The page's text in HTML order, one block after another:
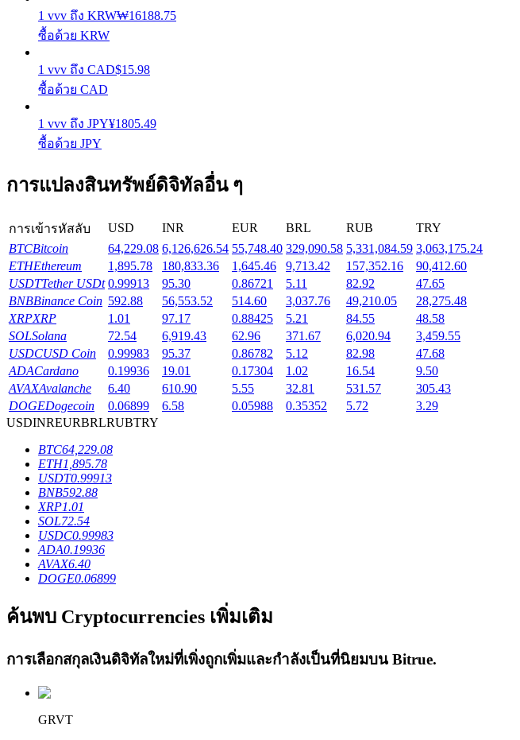
พาวเวอร์พิกกี้
รับรางวัลการแข่งขันทุกวัน
Launchpool
1 vvv ถึง KRW₩16188.75
ซื้อด้วย KRW
1 vvv ถึง CAD$15.98
ซื้อด้วย CAD
1 vvv ถึง JPY¥1805.49
ซื้อด้วย JPY
การแปลงสินทรัพย์ดิจิทัลอื่น ๆ
การเข้ารหัสลับ USD INR EUR BRL RUB
TRY
BTCBitcoin 64,229.08 6,126,626.54 55,748.40 329,090.58 5,331,084.59 3,063,175.24
ETHEthereum 1,895.78 180,833.36 1,645.46 9,713.42 157,352.16
90,412.60
USDTTether USDt 0.99913 95.30 0.86721 5.11 82.92
47.65
BNBBinance Coin 592.88 56,553.52 514.60 3,037.76 49,210.05
28,275.48
XRPXRP 1.01 97.17 0.88425 5.21 84.55
48.58
SOLSolana 72.54 6,919.43 62.96 371.67 6,020.94
3,459.55
USDCUSD Coin 0.99983 95.37 0.86782 5.12 82.98
47.68
ADACardano 0.19936 19.01 0.17304 1.02 16.54
9.50
AVAXAvalanche 6.40 610.90 5.55 32.81 531.57
305.43
DOGEDogecoin 0.06899 6.58 0.05988 0.35352 5.72
3.29
USDINREURBRLRUBTRY
BTC64,229.08
ETH1,895.78
USDT0.99913
BNB592.88
XRP1.01
SOL72.54
USDC0.99983
ADA0.19936
AVAX6.40
DOGE0.06899
ค้นพบ Cryptocurrencies เพิ่มเติม
การเลือกสกุลเงินดิจิทัลใหม่ที่เพิ่งถูกเพิ่มและกำลังเป็นที่นิยมบน Bitrue.
GRVT